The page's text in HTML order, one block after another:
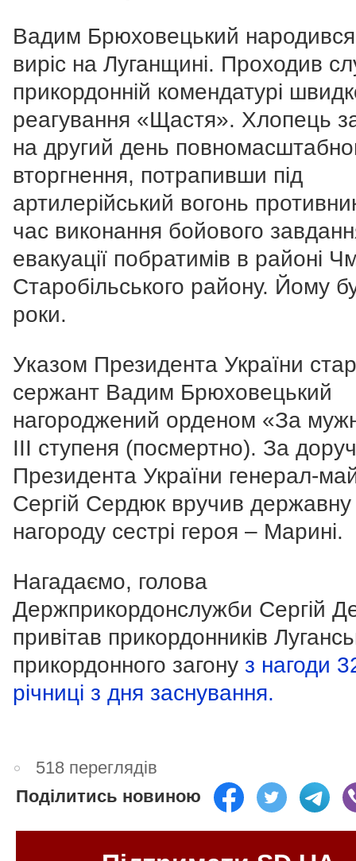
Вадим Брюховецький
виріс на Луганщині. Проходив
прикордонній комендатурі
реагування «Щастя». Хлопець
на другий день
вторгнення, потрапивши під
артилерійський вогонь
час виконання бойового
евакуації побратимів в районі
Старобільського району. Йому
роки.
Указом Президента України
сержант Вадим Брюховецький
нагороджений орденом «За
ІІІ ступеня (посмертно). За
Президента України генерал-
Сергій Сердюк вручив державну
нагороду сестрі героя – Марині.
Нагадаємо, голова
Держприкордонслужби Сергій
привітав прикордонників
прикордонного загону з нагоди
річниці з дня заснування.
518 переглядів
Поділитись новиною